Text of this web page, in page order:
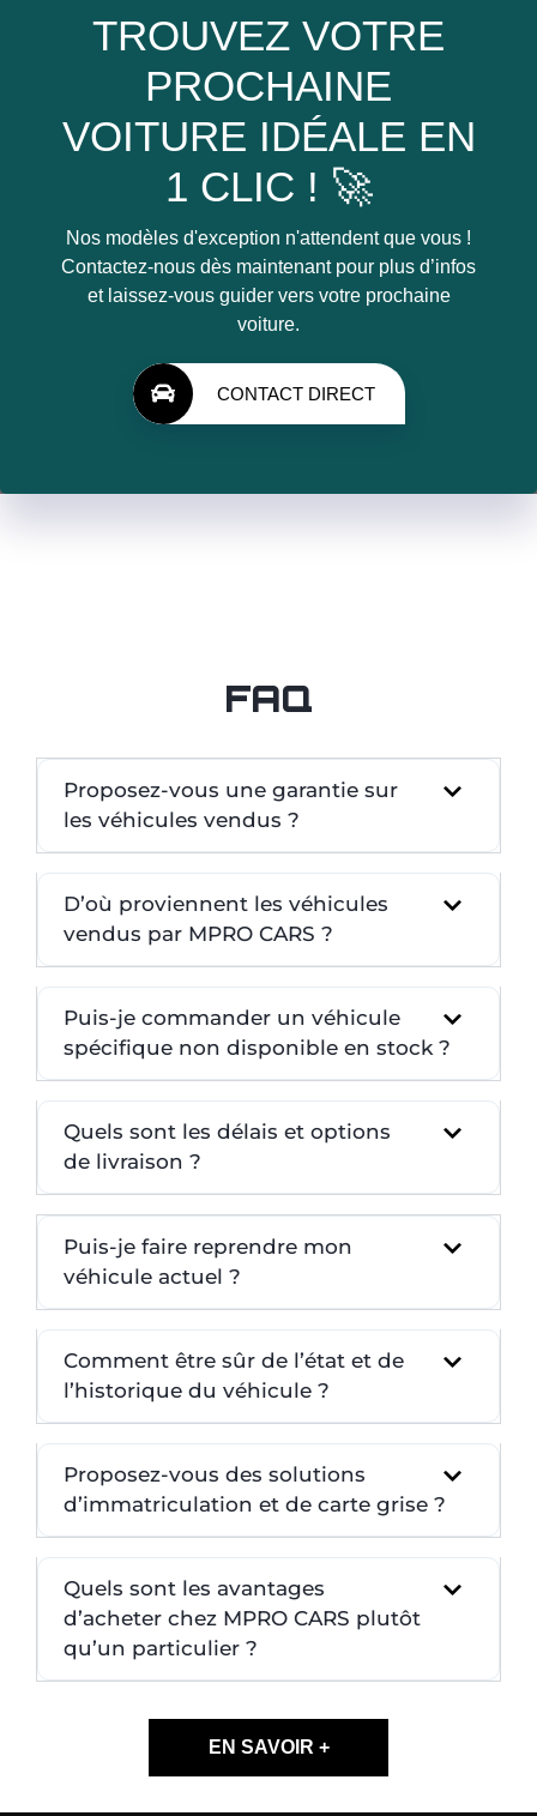
TROUVEZ VOTRE
PROCHAINE
VOITURE IDÉALE EN
1 CLIC ! 🚀
Nos modèles d'exception n'attendent que vous !
Contactez-nous dès maintenant pour plus d’infos
et laissez-vous guider vers votre prochaine
voiture.
CONTACT DIRECT
FAQ
Proposez-vous une garantie sur
les véhicules vendus ?
D’où proviennent les véhicules
vendus par MPRO CARS ?
Puis-je commander un véhicule
spécifique non disponible en stock ?
Quels sont les délais et options
de livraison ?
Puis-je faire reprendre mon
véhicule actuel ?
Comment être sûr de l’état et de
l’historique du véhicule ?
Proposez-vous des solutions
d’immatriculation et de carte grise ?
Quels sont les avantages
d’acheter chez MPRO CARS plutôt
qu’un particulier ?
EN SAVOIR +